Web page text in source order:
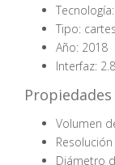
Tipo:
Año: 2018
Interfaz:
Volumen
Diámetro